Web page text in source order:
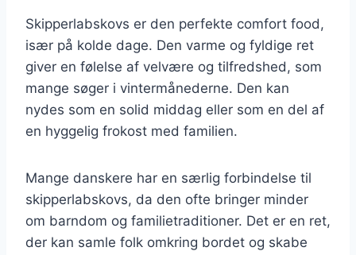
Skipperlabskovs er den perfekte comfort food,
især på kolde dage. Den varme og fyldige ret
giver en følelse af velvære og tilfredshed, som
mange søger i vintermånederne. Den kan
nydes som en solid middag eller som en del af
en hyggelig frokost med familien.
Mange danskere har en særlig forbindelse til
skipperlabskovs, da den ofte bringer minder
om barndom og familietraditioner. Det er en ret,
der kan samle folk omkring bordet og skabe